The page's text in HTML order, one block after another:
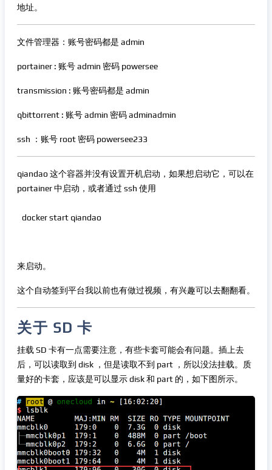
地址。
文件管理器：账号密码都是 admin
portainer : 账号 admin 密码 powersee
transmission : 账号密码都是 admin
qbittorrent : 账号 admin 密码 adminadmin
ssh ：账号 root 密码 powersee233
qiandao 这个容器并没有设置开机启动，如果想启动它，可以在
portainer 中启动，或者通过 ssh 使用
docker start qiandao
来启动。
这个自动签到平台我以前也有做过视频，有兴趣可以去翻翻看。
关于 SD 卡
挂载 SD 卡有一点需要注意，有些卡套可能会有问题。插上去
后，可以读取到 disk ，但是读取不到 part ，所以没法挂载。质
量好的卡套，应该是可以显示 disk 和 part 的，如下图所示。